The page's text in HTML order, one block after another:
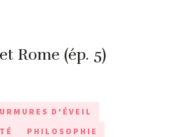
Rome (ép. 5)
D'ÉVEIL
PHILOSOPHIE